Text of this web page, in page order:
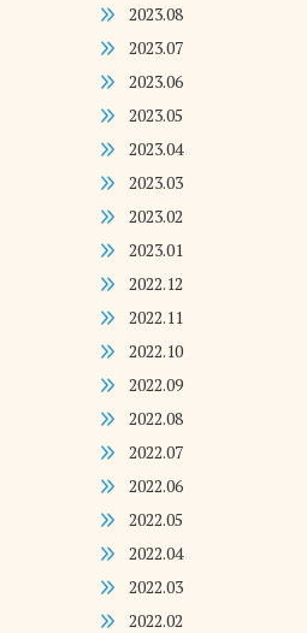
2023.08
2023.07
2023.06
2023.05
2023.04
2023.03
2023.02
2023.01
2022.12
2022.11
2022.10
2022.09
2022.08
2022.07
2022.06
2022.05
2022.04
2022.03
2022.02